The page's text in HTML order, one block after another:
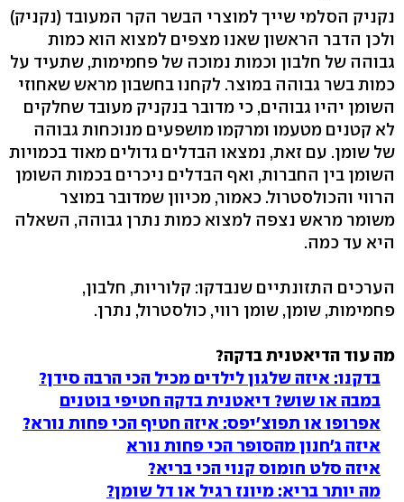
נקניק הסלמי שייך למוצרי הבשר הקר המעובד (נקניק)
ולכן הדבר הראשון שאנו מצפים למצוא הוא כמות
גבוהה של חלבון וכמות נמוכה של פחמימות, שתעיד על
כמות בשר גבוהה במוצר. לקחנו בחשבון מראש שאחוזי
השומן יהיו גבוהים, כי מדובר בנקניק מעובד שחלקים
לא קטנים מטעמו ומרקמו מושפעים מנוכחות גבוהה
של שומן. עם זאת, נמצאו הבדלים גדולים מאוד בכמויות
השומן בין החברות, ואף הבדלים ניכרים בכמות השומן
הרווי והכולסטרול. כאמור, מכיוון שמדובר במוצר
משומר מראש נצפה למצוא כמות נתרן גבוהה, השאלה
היא עד כמה.
הערכים התזונתיים שנבדקו: קלוריות, חלבון,
פחמימות, שומן, שומן רווי, כולסטרול, נתרן.
מה עוד הדיאטנית בדקה?
בדקנו: איזה שלגון לילדים מכיל הכי הרבה סידן?
במבה או שוש? דיאטנית בדקה חטיפי בוטנים
אפרופו או תפוצ'יפס: איזה חטיף הכי פחות נורא?
איזה ג'חנון מהסופר הכי פחות נורא
איזה סלט חומוס קנוי הכי בריא?
מה יותר בריא: מיונז רגיל או דל שומן?